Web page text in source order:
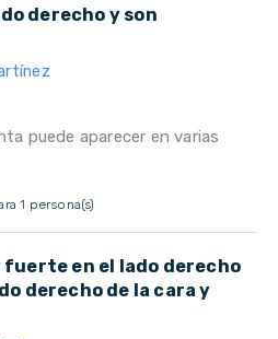
derecho y son
puede aparecer en varias
1 persona(s)
fuerte en el lado derecho
derecho de la cara y